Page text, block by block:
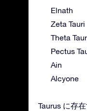
Elnath
Zeta Tauri
Theta
Pectus
Ain
Alcyone
Taurus に存